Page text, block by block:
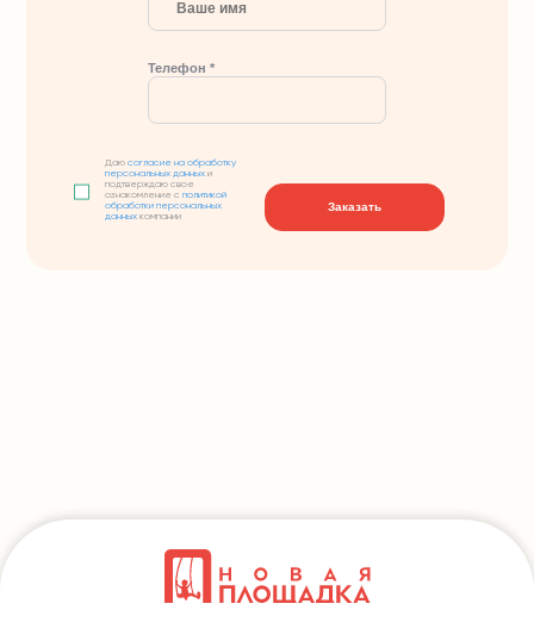
Телефон *
Даюсогласие на обработку
персональных данных и
подтверждаю свое
ознакомление сполитикой
обработки персональных
данных компании
Заказать